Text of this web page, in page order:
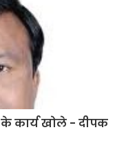
कार्य खोले - दीपक